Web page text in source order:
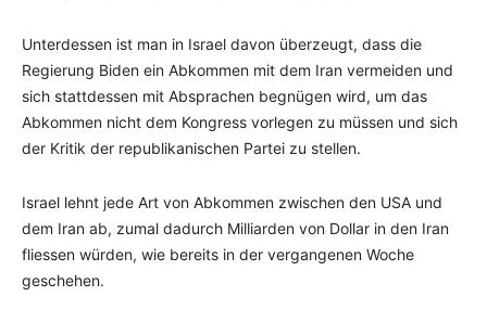
Unterdessen ist man in Israel davon überzeugt, dass die
Regierung Biden ein Abkommen mit dem Iran vermeiden und
sich stattdessen mit Absprachen begnügen wird, um das
Abkommen nicht dem Kongress vorlegen zu müssen und sich
der Kritik der republikanischen Partei zu stellen.
Israel lehnt jede Art von Abkommen zwischen den USA und
dem Iran ab, zumal dadurch Milliarden von Dollar in den Iran
fliessen würden, wie bereits in der vergangenen Woche
geschehen.